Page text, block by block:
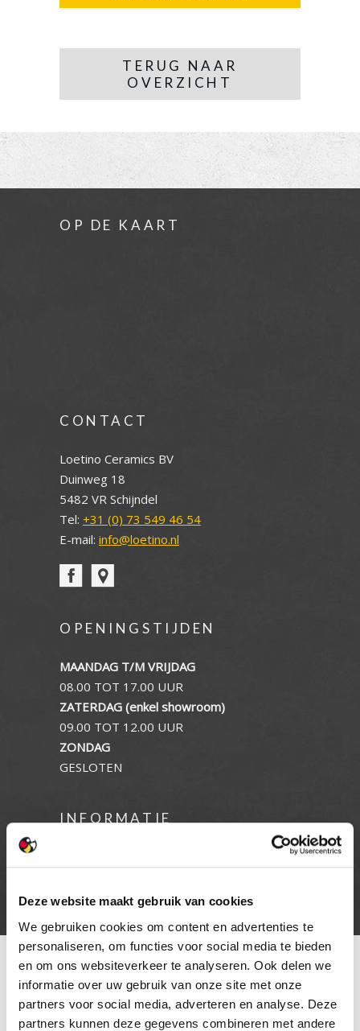
Deze website maakt gebruik van cookies
We gebruiken cookies om content en advertenties te
personaliseren, om functies voor social media te bieden
en om ons websiteverkeer te analyseren. Ook delen we
informatie over uw gebruik van onze site met onze
partners voor social media, adverteren en analyse. Deze
partners kunnen deze gegevens combineren met andere
TERUG NAAR
OVERZICHT
OP DE KAART
CONTACT
Loetino Ceramics BV
Duinweg 18
5482 VR Schijndel
Tel: +31 (0) 73 549 46 54
E-mail: info@loetino.nl
OPENINGSTIJDEN
MAANDAG T/M VRIJDAG
08.00 TOT 17.00 UUR
ZATERDAG (enkel showroom)
09.00 TOT 12.00 UUR
ZONDAG
GESLOTEN
INFORMATIE
Contact